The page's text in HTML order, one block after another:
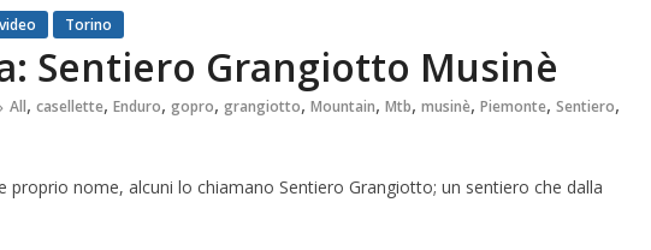
Torino
Sentiero Grangiotto Musinè
All, casellette, Enduro, gopro, grangiotto, Mountain, Mtb, musinè, Piemonte, Sentiero,
proprio nome, alcuni lo chiamano Sentiero Grangiotto; un sentiero che dalla